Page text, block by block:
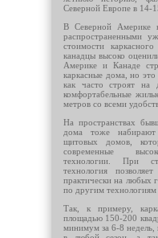
Северной Европе в 14-
В Северной Америке
распространенными
стоимости
канадцы высоко
Америке и Канаде
каркасные дома, но
как часто строят на
комфортабельные
метров со всеми
На пространствах
дома тоже набирают
щитовых домов,
современные
технологии. При
технология
практически на любых
по другим технологиям
Так, к примеру,
площадью 150-200
минимум за 6-8 недель,